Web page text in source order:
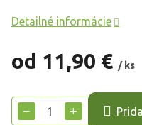
od 11,90 € / ks
cena:
+
−
Detailné informácie